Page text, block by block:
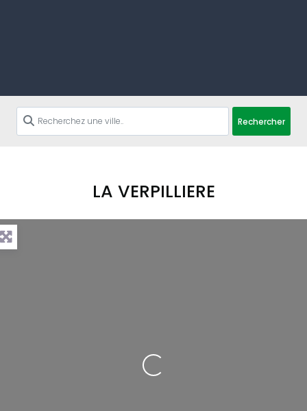
Rechercher
LA VERPILLIERE
Loading...